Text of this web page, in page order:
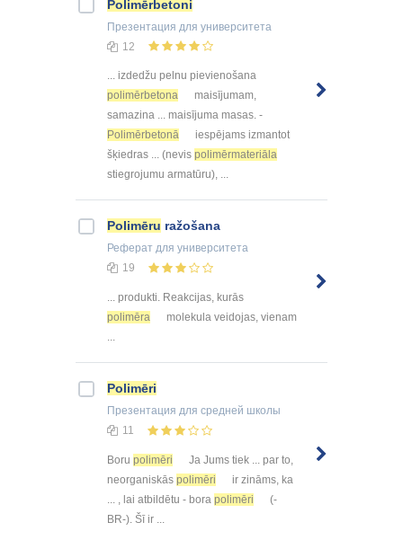
Polimērbetoni
Презентация для университета
12
... izdedžu pelnu pievienošana
polimērbetona
maisījumam,
samazina ... maisījuma masas. -
Polimērbetonā
iespējams izmantot
šķiedras ... (nevis polimērmateriāla
stiegrojumu armatūru), ...
Polimēru ražošana
Реферат для университета
19
... produkti. Reakcijas, kurās
polimēra
molekula veidojas, vienam
...
Polimēri
Презентация для средней школы
11
Boru polimēri
Ja Jums tiek ... par to,
neorganiskās polimēri
ir zināms, ka
... , lai atbildētu - bora polimēri
(-
BR-). Šī ir ...